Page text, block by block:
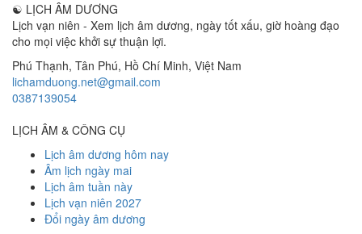
☯ LỊCH ÂM DƯƠNG
Lịch vạn niên - Xem lịch âm dương, ngày tốt xấu, giờ hoàng đạo
cho mọi việc khởi sự thuận lợi.
Phú Thạnh, Tân Phú, Hồ Chí Minh, Việt Nam
lichamduong.net@gmail.com
0387139054
LỊCH ÂM & CÔNG CỤ
Lịch âm dương hôm nay
Âm lịch ngày mai
Lịch âm tuần này
Lịch vạn niên 2027
Đổi ngày âm dương